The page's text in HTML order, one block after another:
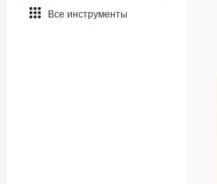
Все инструменты